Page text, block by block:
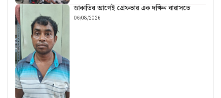
ডাকাতির আগেই গ্রেফতার এক দক্ষিন বারাসতে
06/08/2026